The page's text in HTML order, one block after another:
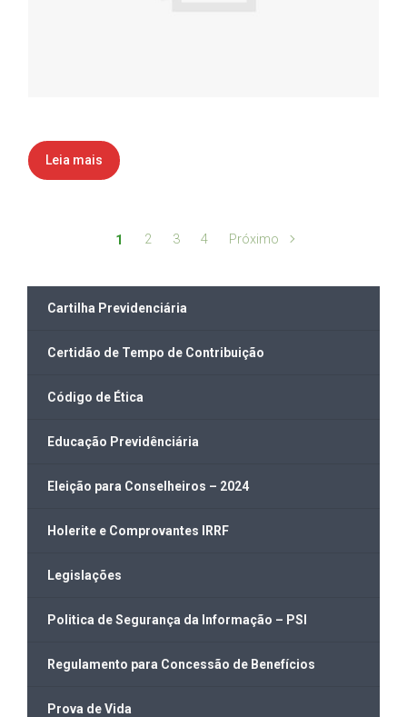
Leia mais
1 2 3 4 Próximo
Cartilha Previdenciária
Certidão de Tempo de Contribuição
Código de Ética
Educação Previdênciária
Eleição para Conselheiros – 2024
Holerite e Comprovantes IRRF
Legislações
Politica de Segurança da Informação – PSI
Regulamento para Concessão de Benefícios
Prova de Vida